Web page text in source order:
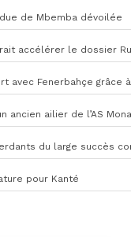
de Mbemba dévoilée
accélérer le dossier
ancien ailier de l’AS
du large succès
pour Kanté